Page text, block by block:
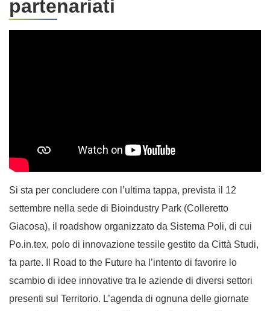
partenariati
Si sta per concludere con l’ultima tappa, prevista il 12
settembre nella sede di Bioindustry Park (Colleretto
Giacosa), il roadshow organizzato da Sistema Poli, di cui
Po.in.tex, polo di innovazione tessile gestito da Città Studi,
fa parte. Il Road to the Future ha l’intento di favorire lo
scambio di idee innovative tra le aziende di diversi settori
presenti sul Territorio. L’agenda di ognuna delle giornate